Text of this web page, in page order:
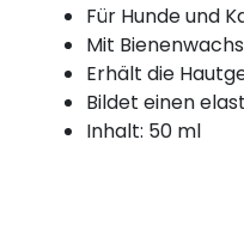
Für Hunde und
Mit
Erhält die
Bildet einen
Inhalt: 50 ml